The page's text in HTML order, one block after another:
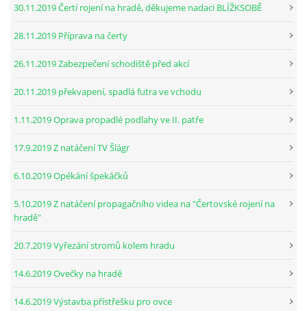
30.11.2019 Čertí rojení na hradě, děkujeme nadaci BLÍŽKSOBĚ
28.11.2019 Příprava na čerty
26.11.2019 Zabezpečení schodiště před akcí
20.11.2019 překvapení, spadlá futra ve vchodu
1.11.2019 Oprava propadlé podlahy ve II. patře
17.9.2019 Z natáčení TV Šlágr
6.10.2019 Opékání špekáčků
5.10.2019 Z natáčení propagačního videa na "Čertovské rojení na
hradě"
20.7.2019 Vyřezání stromů kolem hradu
14.6.2019 Ovečky na hradě
14.6.2019 Výstavba přístřešku pro ovce